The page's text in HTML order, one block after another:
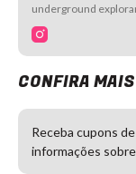
underground
CONFIRA MAIS
Receba cupons
informações